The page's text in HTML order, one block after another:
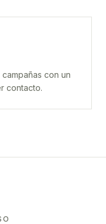
con un
contacto.